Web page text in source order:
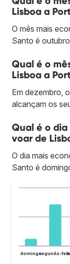
Lisboa a
O mês mais
Santo é
Qual é o
Lisboa a
Em dezembro,
alcançam os
Qual é o
voar de
O dia mais
Santo é
domingosegunda-